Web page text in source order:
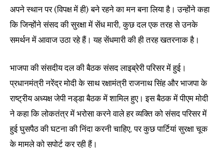
अपने स्थान पर (विपक्ष‌ में ही) बने रहने का मन बना लिया है। उन्होंने कहा
कि जिन्होंने संसद की सुरक्षा में सेंध मारी, कुछ दल एक तरह से उनके
समर्थन में आवाज उठा रहे हैं। यह सेंधमारी की ही तरह खतरनाक है।
भाजपा की संसदीय दल की बैठक संसद लाइब्रेरी परिसर में हुई।
प्रधानमंत्री नरेंद्र मोदी के साथ रक्षामंत्री राजनाथ सिंह और भाजपा के
राष्ट्रीय अध्यक्ष जेपी नड‌्डा बैठक में शामिल हुए। इस बैठक में पीएम मोदी
ने कहा कि लोकतंत्र में भरोसा करने वाले हर व्यक्ति को संसद परिसर में
हुई घुसपैठ की घटना की निंदा करनी चाहिए, पर कुछ पार्टियां सुरक्षा चूक
के मामले को सपोर्ट कर रही हैं।